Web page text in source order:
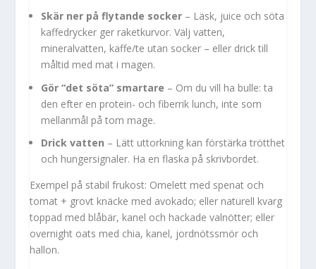
Skär ner på flytande socker – Läsk, juice och söta
kaffedrycker ger raketkurvor. Välj vatten,
mineralvatten, kaffe/te utan socker – eller drick till
måltid med mat i magen.
Gör “det söta” smartare – Om du vill ha bulle: ta
den efter en protein- och fiberrik lunch, inte som
mellanmål på tom mage.
Drick vatten – Lätt uttorkning kan förstärka trötthet
och hungersignaler. Ha en flaska på skrivbordet.
Exempel på stabil frukost: Omelett med spenat och
tomat + grovt knäcke med avokado; eller naturell kvarg
toppad med blåbär, kanel och hackade valnötter; eller
overnight oats med chia, kanel, jordnötssmör och
hallon.